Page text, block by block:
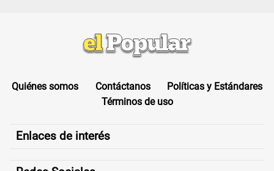
Quiénes somos Contáctanos
Políticas y Estándares
Términos de uso
Enlaces de interés